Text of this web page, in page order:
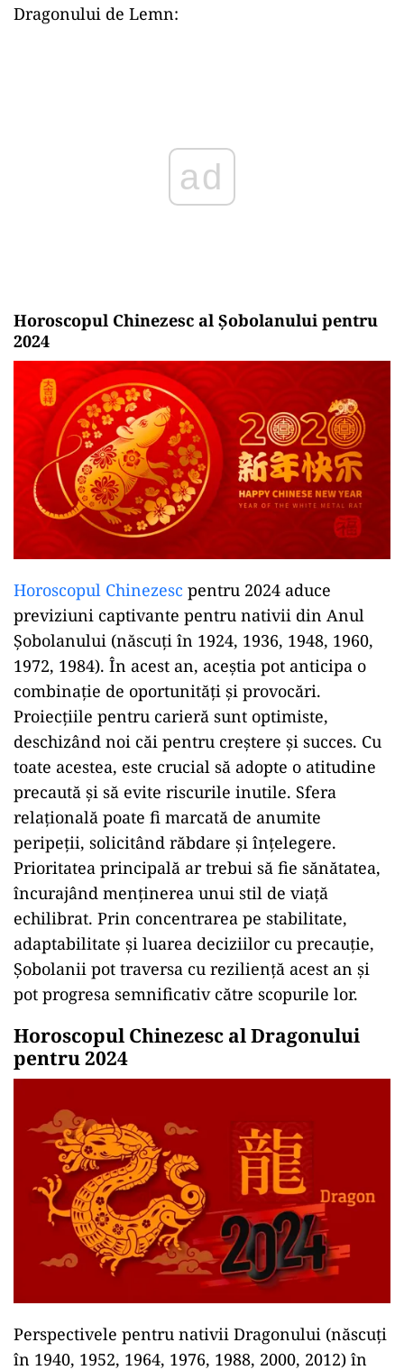
Dragonului de Lemn:
Horoscopul Chinezesc al Șobolanului pentru
2024
Horoscopul Chinezesc pentru 2024 aduce
previziuni captivante pentru nativii din Anul
Șobolanului (născuți în 1924, 1936, 1948, 1960,
1972, 1984). În acest an, aceștia pot anticipa o
combinație de oportunități și provocări.
Proiecțiile pentru carieră sunt optimiste,
deschizând noi căi pentru creștere și succes. Cu
toate acestea, este crucial să adopte o atitudine
precaută și să evite riscurile inutile. Sfera
relațională poate fi marcată de anumite
peripeții, solicitând răbdare și înțelegere.
Prioritatea principală ar trebui să fie sănătatea,
încurajând menținerea unui stil de viață
echilibrat. Prin concentrarea pe stabilitate,
adaptabilitate și luarea deciziilor cu precauție,
Șobolanii pot traversa cu reziliență acest an și
pot progresa semnificativ către scopurile lor.
Horoscopul Chinezesc al Dragonului
pentru 2024
Perspectivele pentru nativii Dragonului (născuți
în 1940, 1952, 1964, 1976, 1988, 2000, 2012) în